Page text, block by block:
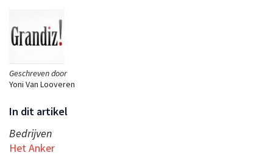
Geschreven door
Yoni Van Looveren
In dit artikel
Bedrijven
Het Anker